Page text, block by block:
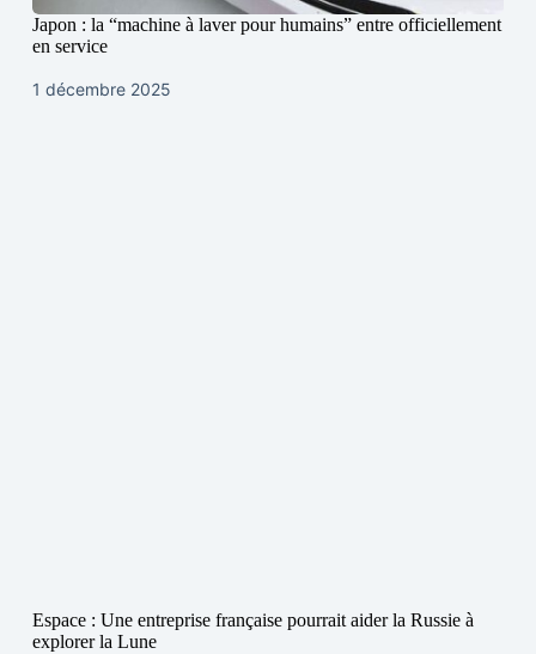
Japon : la “machine à laver pour humains” entre officiellement
en service
1 décembre 2025
Espace : Une entreprise française pourrait aider la Russie à
explorer la Lune